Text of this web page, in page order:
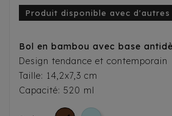
Produit disponible avec
Bol en bambou avec base
Design tendance et contemporain
Taille: 14,2x7,3 cm
Capacité: 520 ml